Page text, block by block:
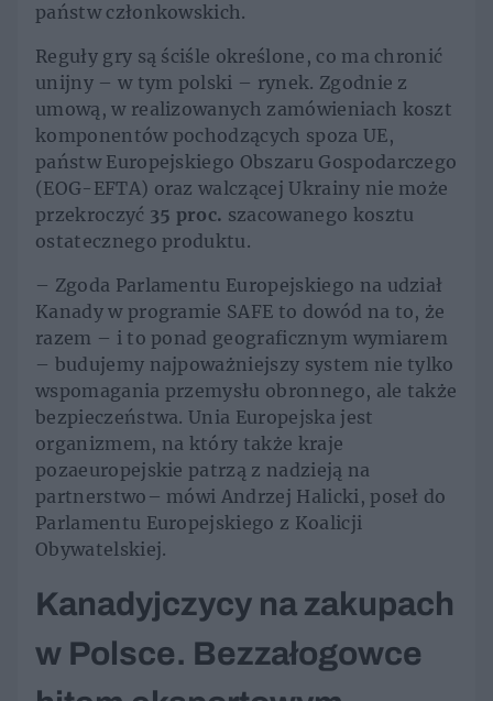
państw członkowskich.
Reguły gry są ściśle określone, co ma chronić
unijny – w tym polski – rynek. Zgodnie z
umową, w realizowanych zamówieniach koszt
komponentów pochodzących spoza UE,
państw Europejskiego Obszaru Gospodarczego
(EOG-EFTA) oraz walczącej Ukrainy nie może
przekroczyć 35 proc. szacowanego kosztu
ostatecznego produktu.
– Zgoda Parlamentu Europejskiego na udział
Kanady w programie SAFE to dowód na to, że
razem – i to ponad geograficznym wymiarem
– budujemy najpoważniejszy system nie tylko
wspomagania przemysłu obronnego, ale także
bezpieczeństwa. Unia Europejska jest
organizmem, na który także kraje
pozaeuropejskie patrzą z nadzieją na
partnerstwo– mówi Andrzej Halicki, poseł do
Parlamentu Europejskiego z Koalicji
Obywatelskiej.
Kanadyjczycy na zakupach
w Polsce. Bezzałogowce